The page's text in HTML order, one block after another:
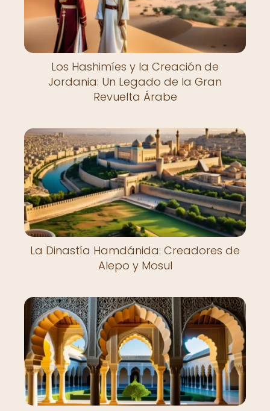
Los Hashimíes y la Creación de
Jordania: Un Legado de la Gran
Revuelta Árabe
La Dinastía Hamdánida: Creadores de
Alepo y Mosul